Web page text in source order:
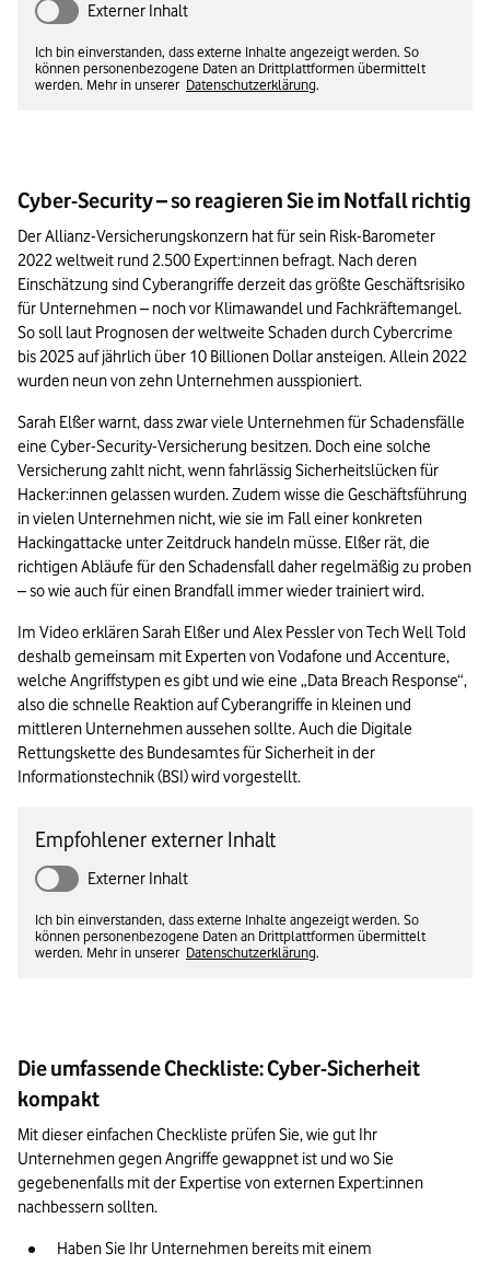
Externer Inhalt
Ich bin einverstanden, dass externe Inhalte angezeigt werden. So
können personenbezogene Daten an Drittplattformen übermittelt
werden. Mehr in unserer Datenschutzerklärung.
Cyber-Security – so reagieren Sie im Notfall richtig
Der Allianz-Versicherungskonzern hat für sein Risk-Barometer
2022 weltweit rund 2.500 Expert:innen befragt. Nach deren
Einschätzung sind Cyberangriffe derzeit das größte Geschäftsrisiko
für Unternehmen – noch vor Klimawandel und Fachkräftemangel.
So soll laut Prognosen der weltweite Schaden durch Cybercrime
bis 2025 auf jährlich über 10 Billionen Dollar ansteigen. Allein 2022
wurden neun von zehn Unternehmen ausspioniert.
Sarah Elßer warnt, dass zwar viele Unternehmen für Schadensfälle
eine Cyber-Security-Versicherung besitzen. Doch eine solche
Versicherung zahlt nicht, wenn fahrlässig Sicherheitslücken für
Hacker:innen gelassen wurden. Zudem wisse die Geschäftsführung
in vielen Unternehmen nicht, wie sie im Fall einer konkreten
Hackingattacke unter Zeitdruck handeln müsse. Elßer rät, die
richtigen Abläufe für den Schadensfall daher regelmäßig zu proben
– so wie auch für einen Brandfall immer wieder trainiert wird.
Im Video erklären Sarah Elßer und Alex Pessler von Tech Well Told
deshalb gemeinsam mit Experten von Vodafone und Accenture,
welche Angriffstypen es gibt und wie eine „Data Breach Response“,
also die schnelle Reaktion auf Cyberangriffe in kleinen und
mittleren Unternehmen aussehen sollte. Auch die Digitale
Rettungskette des Bundesamtes für Sicherheit in der
Informationstechnik (BSI) wird vorgestellt.
Empfohlener externer Inhalt
Externer Inhalt
Ich bin einverstanden, dass externe Inhalte angezeigt werden. So
können personenbezogene Daten an Drittplattformen übermittelt
werden. Mehr in unserer Datenschutzerklärung.
Die umfassende Checkliste: Cyber-Sicherheit
kompakt
Mit dieser einfachen Checkliste prüfen Sie, wie gut Ihr
Unternehmen gegen Angriffe gewappnet ist und wo Sie
gegebenenfalls mit der Expertise von externen Expert:innen
nachbessern sollten.
Haben Sie Ihr Unternehmen bereits mit einem